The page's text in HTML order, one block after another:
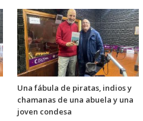
Una fábula de piratas, indios y
chamanas de una abuela y una
joven condesa